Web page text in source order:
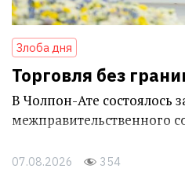
Злоба дня
Торговля без
В Чолпон-Ате состоялось
межправительственного
07.08.2026 354